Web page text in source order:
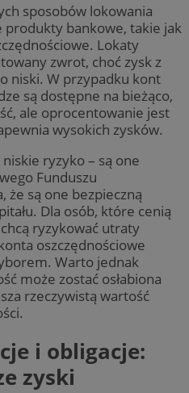
sposobów lokowania
produkty bankowe, takie jak
Lokaty
zwrot, choć zysk z
niski. W przypadku kont
są dostępne na bieżąco,
ale oprocentowanie jest
wysokich zysków.
ryzyko – są one
Funduszu
że są one bezpieczną
Dla osób, które cenią
ryzykować utraty
oszczędnościowe
Warto jednak
może zostać osłabiona
rzeczywistą wartość
i obligacje:
zyski